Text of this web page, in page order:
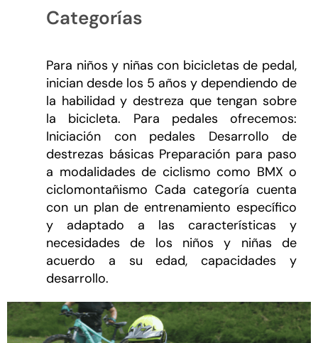
Categorías
Para niños y niñas con bicicletas de pedal,
inician desde los 5 años y dependiendo de
la habilidad y destreza que tengan sobre
la bicicleta. Para pedales ofrecemos:
Iniciación con pedales Desarrollo de
destrezas básicas Preparación para paso
a modalidades de ciclismo como BMX o
ciclomontañismo Cada categoría cuenta
con un plan de entrenamiento específico
y adaptado a las características y
necesidades de los niños y niñas de
acuerdo a su edad, capacidades y
desarrollo.